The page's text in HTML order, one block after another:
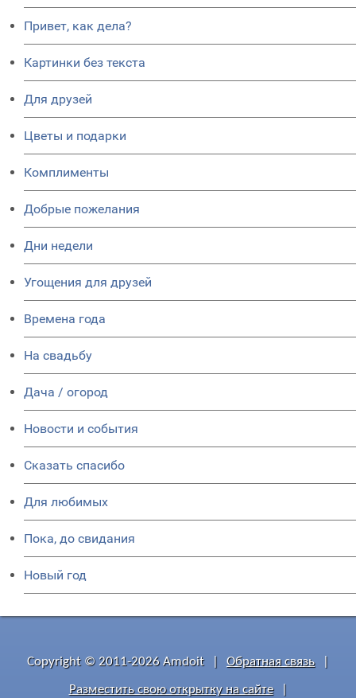
Привет, как дела?
Картинки без текста
Для друзей
Цветы и подарки
Комплименты
Добрые пожелания
Дни недели
Угощения для друзей
Времена года
На свадьбу
Дача / огород
Новости и события
Сказать спасибо
Для любимых
Пока, до свидания
Новый год
Copyright © 2011-2026 Amdoit Обратная связь
Разместить свою открытку на сайте